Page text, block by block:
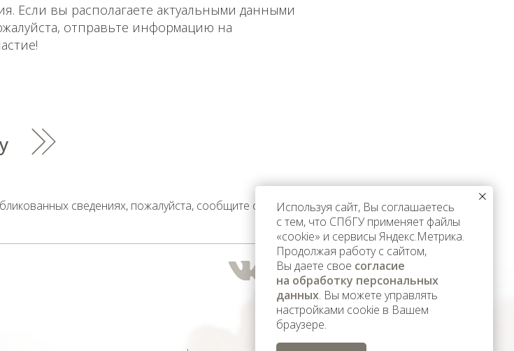
Если вы располагаете актуальными данными
отправьте информацию на
сведениях, пожалуйста, сообщите об этомИспользуя сайт, Вы соглашаетесь
с тем, что СПбГУ применяет файлы
«cookie» и сервисы Яндекс.Метрика.
Продолжая работу с сайтом,
Вы даете свое согласие
на обработку персональных
данных. Вы можете управлять
настройками cookie в Вашем
браузере.